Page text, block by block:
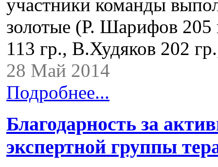
участники команды
золотые (Р. Шарифов
113 гр., В.Худяков 202
28 Май 2014
Подробнее...
Благодарность за
экспертной группы